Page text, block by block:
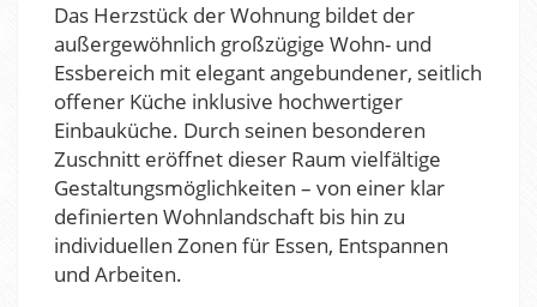
Das Herzstück der Wohnung bildet der
außergewöhnlich großzügige Wohn- und
Essbereich mit elegant angebundener, seitlich
offener Küche inklusive hochwertiger
Einbauküche. Durch seinen besonderen
Zuschnitt eröffnet dieser Raum vielfältige
Gestaltungsmöglichkeiten – von einer klar
definierten Wohnlandschaft bis hin zu
individuellen Zonen für Essen, Entspannen
und Arbeiten.